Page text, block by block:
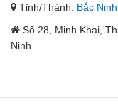
Tỉnh/Thành: Bắc Ninh
Số 28, Minh Khai,
Ninh